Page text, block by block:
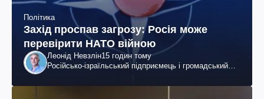
Політика
Захід проспав загрозу: Росія може
перевірити НАТО війною
Леонід Невзлін15 годин тому
Російсько-ізраїльський підприємець і громадський